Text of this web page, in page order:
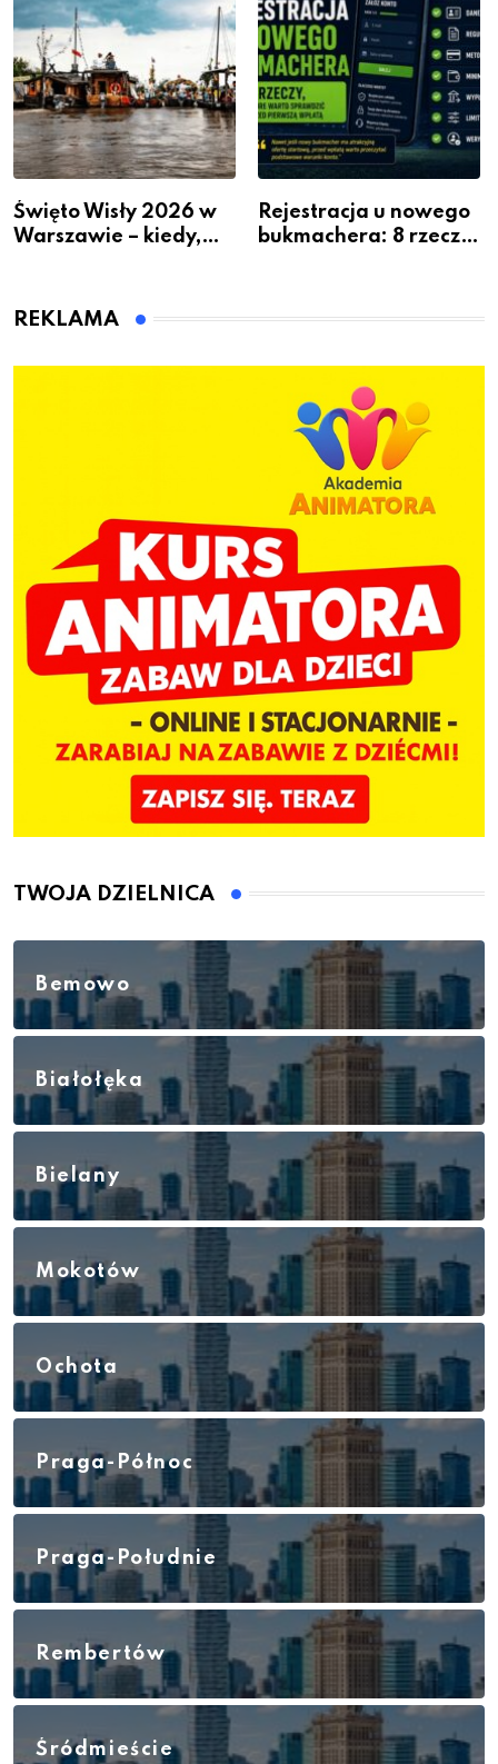
Święto Wisły 2026 w
Warszawie – kiedy,
Rejestracja u nowego
bukmachera: 8 rzeczy,
REKLAMA
TWOJA DZIELNICA
Bemowo
Białołęka
Bielany
Mokotów
Ochota
Praga-Północ
Praga-Południe
Rembertów
Śródmieście